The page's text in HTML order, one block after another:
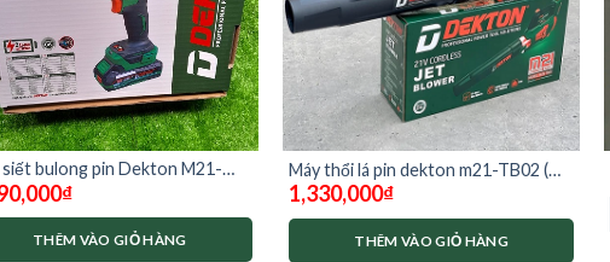
siết bulong pin Dekton M21-
( chưa có pin sạc)
₫
THÊM VÀO GIỎ HÀNG
Máy thổi lá pin dekton m21-TB02 (
chưa pin và sạc)
1,330,000₫
THÊM VÀO GIỎ HÀNG